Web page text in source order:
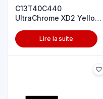
C13T40C440
UltraChrome XD2 Yellow
Lire la suite